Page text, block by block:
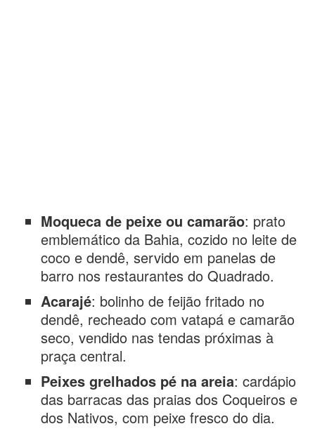
Moqueca de peixe ou camarão: prato
emblemático da Bahia, cozido no leite de
coco e dendê, servido em panelas de
barro nos restaurantes do Quadrado.
Acarajé: bolinho de feijão fritado no
dendê, recheado com vatapá e camarão
seco, vendido nas tendas próximas à
praça central.
Peixes grelhados pé na areia: cardápio
das barracas das praias dos Coqueiros e
dos Nativos, com peixe fresco do dia.